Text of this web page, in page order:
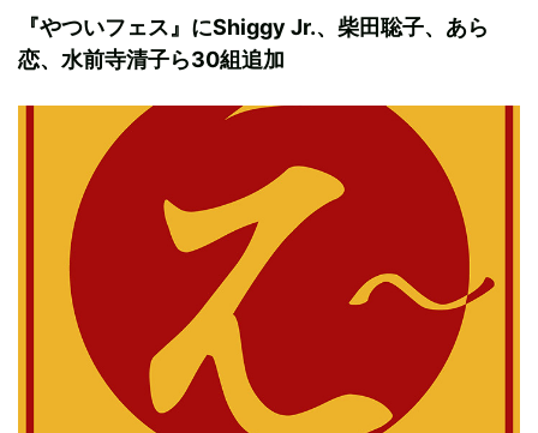
『やついフェス』にShiggy Jr.、柴田聡子、あら
恋、水前寺清子ら30組追加